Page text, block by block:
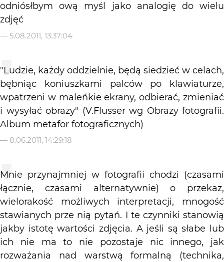
odniósłbym ową myśl jako analogię do wielu
zdjęć
— 5.08.2011, 13:37:04
"Ludzie, każdy oddzielnie, będą siedzieć w celach,
bębniąc koniuszkami palców po klawiaturze,
wpatrzeni w maleńkie ekrany, odbierać, zmieniać
i wysyłać obrazy" (V.Flusser wg Obrazy fotografii.
Album metafor fotograficznych)
— 8.06.2011, 14:29:18
Mnie przynajmniej w fotografii chodzi (czasami
łącznie, czasami alternatywnie) o przekaz,
wielorakość możliwych interpretacji, mnogość
stawianych prze nią pytań. I te czynniki stanowią
jakby istotę wartości zdjęcia. A jeśli są słabe lub
ich nie ma to nie pozostaje nic innego, jak
rozważania nad warstwą formalną (technika,